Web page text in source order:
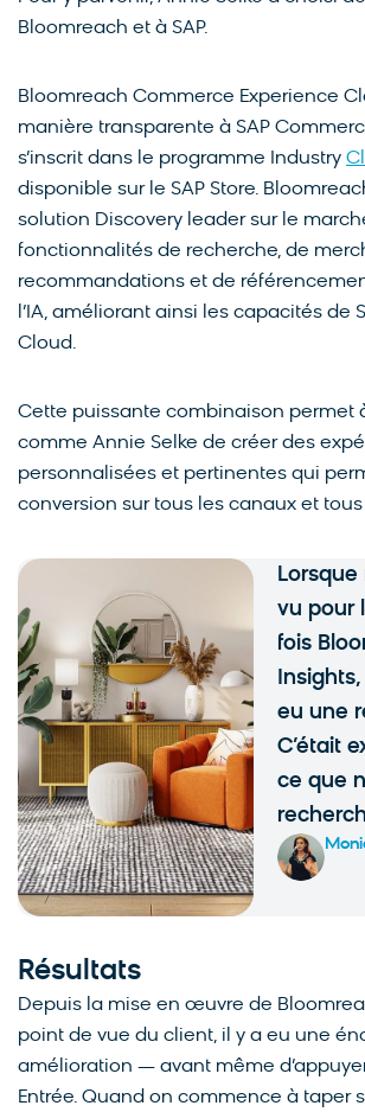
Bloomreach et à SAP.
Bloomreach Commerce Experience
manière transparente à SAP
s’inscrit dans le programme Industry
disponible sur le SAP Store.
solution Discovery leader sur le
fonctionnalités de recherche, de
recommandations et de
l’IA, améliorant ainsi les capacités de
Cloud.
Cette puissante combinaison permet
comme Annie Selke de créer des
personnalisées et pertinentes qui
conversion sur tous les canaux et
Lorsque
vu pour
fois
eu une
C’était
ce que
Résultats
Depuis la mise en œuvre de
point de vue du client, il y a eu une
amélioration — avant même
Entrée. Quand on commence à taper